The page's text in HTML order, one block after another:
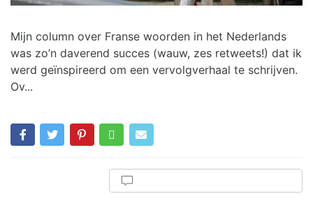
Mijn column over Franse woorden in het Nederlands
was zo’n daverend succes (wauw, zes retweets!) dat ik
werd geïnspireerd om een vervolgverhaal te schrijven.
Ov...